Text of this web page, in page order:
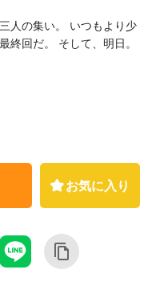
人の集い。 いつもより少
終回だ。 そして、明日。
お気に入り